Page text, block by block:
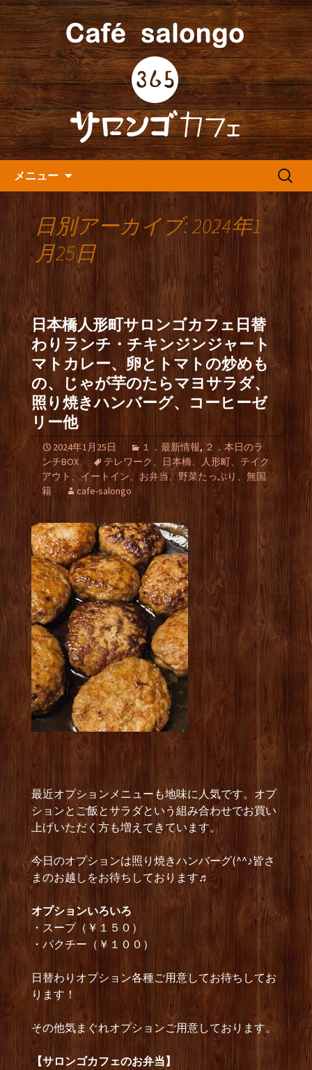
人形町の『365(サロンゴ)カフ
ェ』よりお知らせ
人形町の音楽カフェ『365カフェ』より
最新情報をお届けします。
メニュー
検
日別アーカイブ: 2024年1
月25日
日本橋人形町サロンゴカフェ日替
わりランチ・チキンジンジャート
マトカレー、卵とトマトの炒めも
の、じゃが芋のたらマヨサラダ、
照り焼きハンバーグ、コーヒーゼ
リー他
2024年1月25日 １．最新情報, ２．本日のラ
ンチBOX
テレワーク、日本橋、人形町、テイク
アウト、イートイン、お弁当、野菜たっぷり、無国
籍
cafe-salongo
最近オプションメニューも地味に人気です。オプ
ションとご飯とサラダという組み合わせでお買い
上げいただく方も増えてきています。
今日のオプションは照り焼きハンバーグ(^^♪皆さ
まのお越しをお待ちしております♬
オプションいろいろ
・スープ（￥１５０）
・パクチー（￥１００）
日替わりオプション各種ご用意してお待ちしてお
ります！
その他気まぐれオプションご用意しております。
【サロンゴカフェのお弁当】